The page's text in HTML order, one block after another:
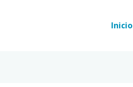
Inicio